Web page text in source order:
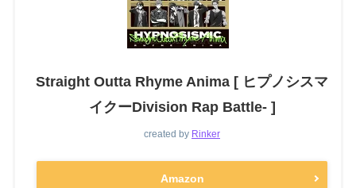
Straight Outta Rhyme Anima [ ヒプノシスマ
イクーDivision Rap Battle- ]
created by Rinker
Amazon